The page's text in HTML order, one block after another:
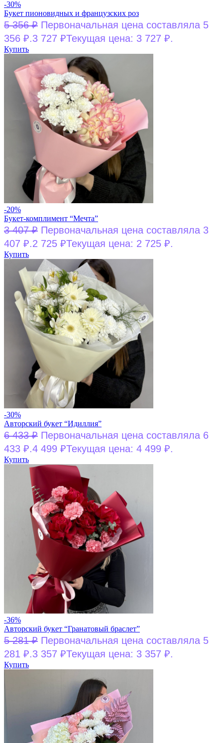
-30%
Букет пионовидных и французских роз
5 356₽ Первоначальная цена составляла 5
356 ₽.3 727 ₽Текущая цена: 3 727 ₽.
Купить
-20%
Букет-комплимент “Мечта”
3 407₽ Первоначальная цена составляла 3
407 ₽.2 725 ₽Текущая цена: 2 725 ₽.
Купить
-30%
Авторский букет “Идиллия”
6 433₽ Первоначальная цена составляла 6
433 ₽.4 499 ₽Текущая цена: 4 499 ₽.
Купить
-36%
Авторский букет “Гранатовый браслет”
5 281₽ Первоначальная цена составляла 5
281 ₽.3 357 ₽Текущая цена: 3 357 ₽.
Купить